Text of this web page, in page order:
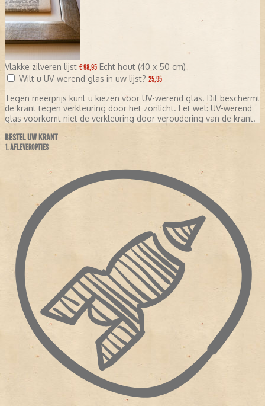
Vlakke zilveren lijst € 98,95 Echt hout (40 x 50 cm)
Wilt u UV-werend glas in uw lijst? 25,95
Tegen meerprijs kunt u kiezen voor UV-werend glas. Dit beschermt
de krant tegen verkleuring door het zonlicht. Let wel: UV-werend
glas voorkomt niet de verkleuring door veroudering van de krant.
BESTEL UW KRANT
1. AFLEVEROPTIES